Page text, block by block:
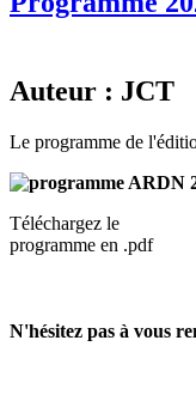
Auteur : JCT
Le programme de
Téléchargez le
programme en .pdf
N'hésitez pas à vous